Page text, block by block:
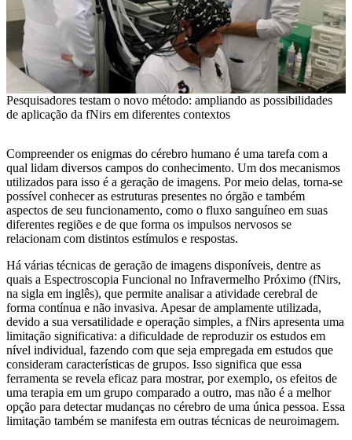
Pesquisadores testam o novo método: ampliando as possibilidades
de aplicação da fNirs em diferentes contextos
Compreender os enigmas do cérebro humano é uma tarefa com a
qual lidam diversos campos do conhecimento. Um dos mecanismos
utilizados para isso é a geração de imagens. Por meio delas, torna-se
possível conhecer as estruturas presentes no órgão e também
aspectos de seu funcionamento, como o fluxo sanguíneo em suas
diferentes regiões e de que forma os impulsos nervosos se
relacionam com distintos estímulos e respostas.
Há várias técnicas de geração de imagens disponíveis, dentre as
quais a Espectroscopia Funcional no Infravermelho Próximo (fNirs,
na sigla em inglês), que permite analisar a atividade cerebral de
forma contínua e não invasiva. Apesar de amplamente utilizada,
devido a sua versatilidade e operação simples, a fNirs apresenta uma
limitação significativa: a dificuldade de reproduzir os estudos em
nível individual, fazendo com que seja empregada em estudos que
consideram características de grupos. Isso significa que essa
ferramenta se revela eficaz para mostrar, por exemplo, os efeitos de
uma terapia em um grupo comparado a outro, mas não é a melhor
opção para detectar mudanças no cérebro de uma única pessoa. Essa
limitação também se manifesta em outras técnicas de neuroimagem.